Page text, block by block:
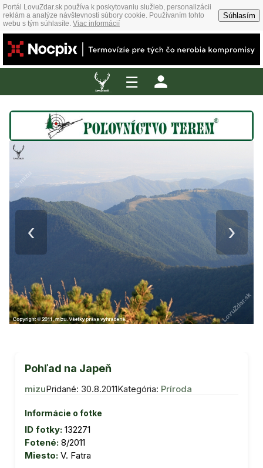
Portál LovuZdar.sk používa k poskytovaniu služieb, personalizácii
reklám a analýze návštevnosti súbory cookie. Používaním tohto
webu s tým súhlasíte. Viac informácií
Súhlasím
☰
‹ ›
Pohľad na Japeň
mizuPridané: 30.8.2011Kategória: Príroda
Informácie o fotke
ID fotky: 132271
Fotené: 8/2011
Miesto: V. Fatra